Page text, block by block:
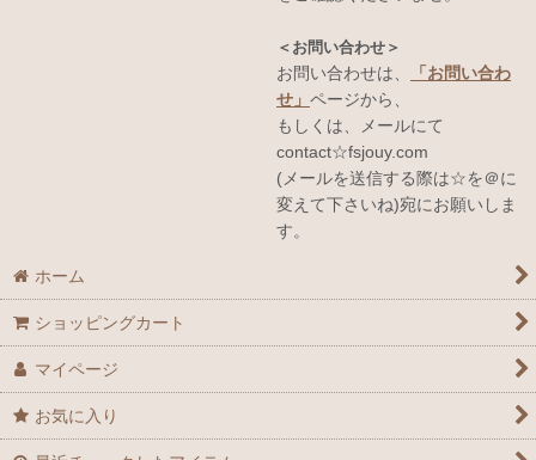
＜お問い合わせ＞
お問い合わせは、
「お問い合わ
せ」 ページから、
もしくは、メールにて
contact☆fsjouy.com
(メールを送信する際は☆を＠に
変えて下さいね)宛にお願いしま
す。
ホーム
ショッピングカート
マイページ
お気に入り